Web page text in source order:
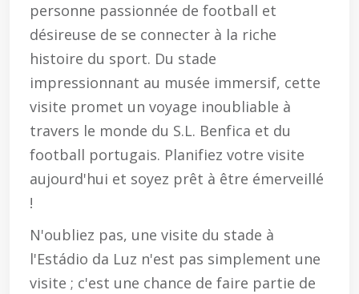
personne passionnée de football et
désireuse de se connecter à la riche
histoire du sport. Du stade
impressionnant au musée immersif, cette
visite promet un voyage inoubliable à
travers le monde du S.L. Benfica et du
football portugais. Planifiez votre visite
aujourd'hui et soyez prêt à être émerveillé
!
N'oubliez pas, une visite du stade à
l'Estádio da Luz n'est pas simplement une
visite ; c'est une chance de faire partie de